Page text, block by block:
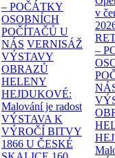
– POČÁTKY
OSOBNÍCH
POČÍTAČŮ U
NÁS VERNISÁŽ
VÝSTAVY
OBRAZŮ
HELENY
HEJDUKOVÉ:
Malování je radost
VÝSTAVA K
VÝROČÍ BITVY
1866 U ČESKÉ
v
–